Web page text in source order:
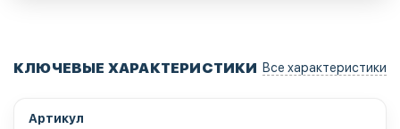
КЛЮЧЕВЫЕ ХАРАКТЕРИСТИКИ Все характеристики
Артикул